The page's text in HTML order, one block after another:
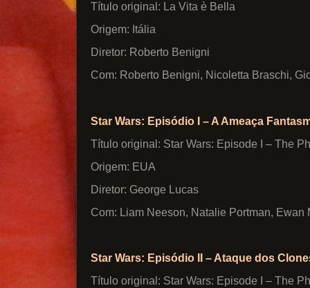
Título original: La Vita è Bella
Origem: Itália
Diretor: Roberto Benigni
Com: Roberto Benigni, Nicoletta Braschi,
Star Wars: Episódio I – A Ameaça
Título original: Star Wars: Episode I – The
Origem: EUA
Diretor: George Lucas
Com: Liam Neeson, Natalie Portman, Ewan
Star Wars: Episódio II – Ataque dos
Título original: Star Wars: Episode I – The